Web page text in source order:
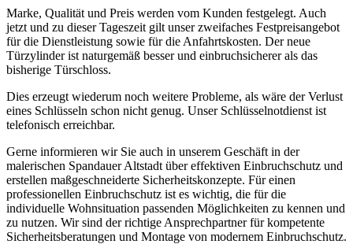
Marke, Qualität und Preis werden vom Kunden festgelegt. Auch
jetzt und zu dieser Tageszeit gilt unser zweifaches Festpreisangebot
für die Dienstleistung sowie für die Anfahrtskosten. Der neue
Türzylinder ist naturgemäß besser und einbruchsicherer als das
bisherige Türschloss.
Dies erzeugt wiederum noch weitere Probleme, als wäre der Verlust
eines Schlüsseln schon nicht genug. Unser Schlüsselnotdienst ist
telefonisch erreichbar.
Gerne informieren wir Sie auch in unserem Geschäft in der
malerischen Spandauer Altstadt über effektiven Einbruchschutz und
erstellen maßgeschneiderte Sicherheitskonzepte. Für einen
professionellen Einbruchschutz ist es wichtig, die für die
individuelle Wohnsituation passenden Möglichkeiten zu kennen und
zu nutzen. Wir sind der richtige Ansprechpartner für kompetente
Sicherheitsberatungen und Montage von modernem Einbruchschutz.